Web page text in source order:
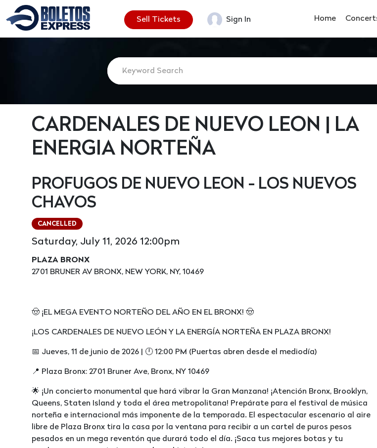
Sell Tickets Sign In Home
CARDENALES DE NUEVO LEON | LA
ENERGIA NORTEÑA
PROFUGOS DE NUEVO LEON - LOS NUEVOS
CHAVOS
CANCELLED
Saturday, July 11, 2026 12:00pm
PLAZA BRONX
2701 BRUNER AV BRONX, NEW YORK, NY, 10469
🤠 ¡EL MEGA EVENTO NORTEÑO DEL AÑO EN EL BRONX! 🤠
¡LOS CARDENALES DE NUEVO LEÓN Y LA ENERGÍA NORTEÑA EN PLAZA BRONX!
📅 Jueves, 11 de junio de 2026 | 🕛 12:00 PM (Puertas abren desde el mediodía)
📍 Plaza Bronx: 2701 Bruner Ave, Bronx, NY 10469
🌟 ¡Un concierto monumental que hará vibrar la Gran Manzana! ¡Atención Bronx, Brooklyn,
Queens, Staten Island y toda el área metropolitana! Prepárate para el festival de música
norteña e internacional más imponente de la temporada. El espectacular escenario al aire
libre de Plaza Bronx tira la casa por la ventana para recibir a un cartel de puros pesos
pesados en un mega reventón que durará todo el día. ¡Saca tus mejores botas y tu